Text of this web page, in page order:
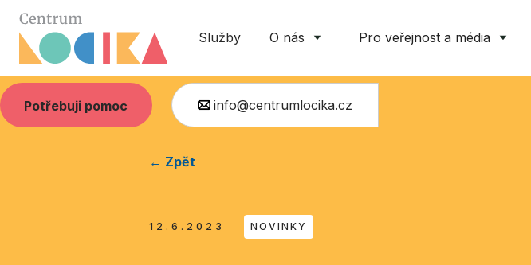
Služby O nás Pro veřejnost a média
Potřebuji pomoc info@centrumlocika.cz
← Zpět
12.6.2023 NOVINKY